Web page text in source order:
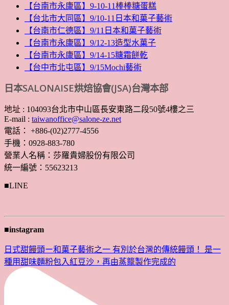
【台南市永康區】9-10-11棒棒糖蛋糕
【台北市大同區】9/10-11日本和菓子藝術
【台南市仁德區】9/11日本和菓子藝術
【台南市永康區】9/12-13造型水菓子
【台南市永康區】9/14-15糖霜餅乾
【台中市北屯區】9/15Mochi藝術
日本SALONAISE烘焙協會(JSA)台灣本部
地址 : 104093台北市中山區長安東路二段50號4樓之三
E-mail : taiwanoffice@salone-ze.net
電話： +886-(02)2777-4556
手機：0928-883-780
營業人名稱：莎羅貴婦股份有限公司
統一編號：55623213
■LINE
■instagram
日式甜饅頭ー和菓子藝術之一 有別於台灣的傳統饅頭！ 是一
種用甜味麵粉包入紅豆沙，再由蒸籠製作完成的